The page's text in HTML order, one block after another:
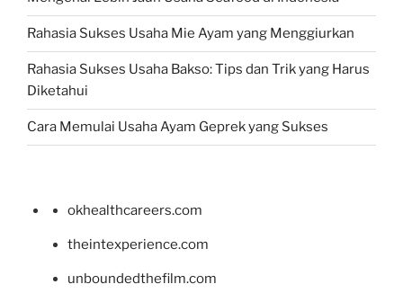
Rahasia Sukses Usaha Mie Ayam yang Menggiurkan
Rahasia Sukses Usaha Bakso: Tips dan Trik yang Harus
Diketahui
Cara Memulai Usaha Ayam Geprek yang Sukses
okhealthcareers.com
theintexperience.com
unboundedthefilm.com